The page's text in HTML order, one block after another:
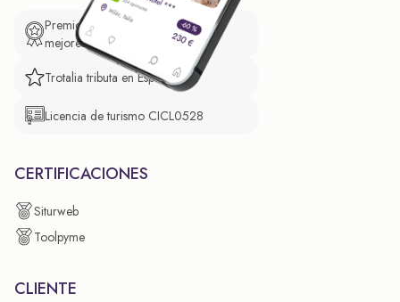
Premio de El Confidencial a las
mejores prácticas empresariales.
Trotalia tributa en España
Licencia de turismo CICL0528
CERTIFICACIONES
Siturweb
Toolpyme
CLIENTE